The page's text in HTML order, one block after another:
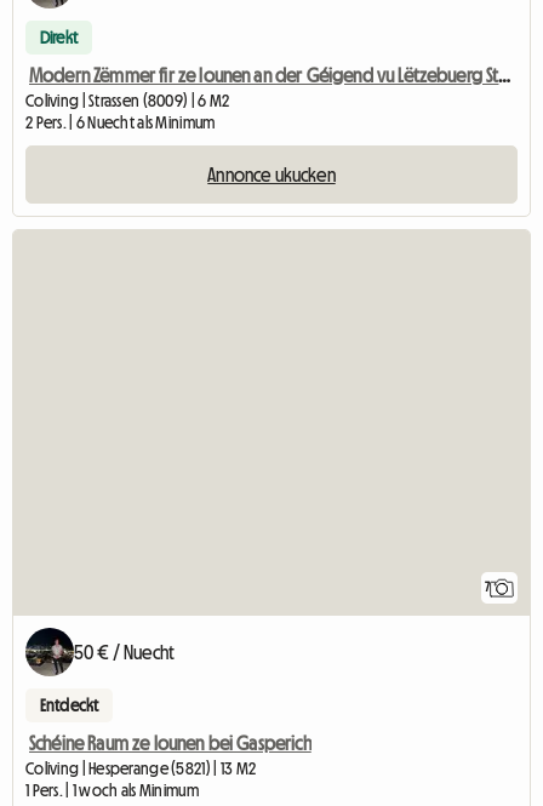
Direkt
Modern Zëmmer fir ze lounen an der Géigend vu Lëtzebuerg Stadzentrum
Coliving | Strassen (8009) | 6 M2
2 Pers. | 6 Nuecht als Minimum
Annonce ukucken
7
50 € / Nuecht
Entdeckt
Schéine Raum ze lounen bei Gasperich
Coliving | Hesperange (5821) | 13 M2
1 Pers. | 1 woch als Minimum